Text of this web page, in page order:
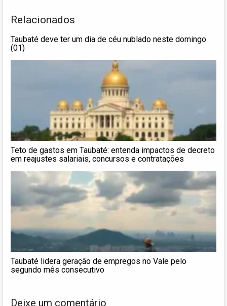
Relacionados
Taubaté deve ter um dia de céu nublado neste domingo
(01)
Teto de gastos em Taubaté: entenda impactos de decreto
em reajustes salariais, concursos e contratações
Taubaté lidera geração de empregos no Vale pelo
segundo mês consecutivo
Deixe um comentário